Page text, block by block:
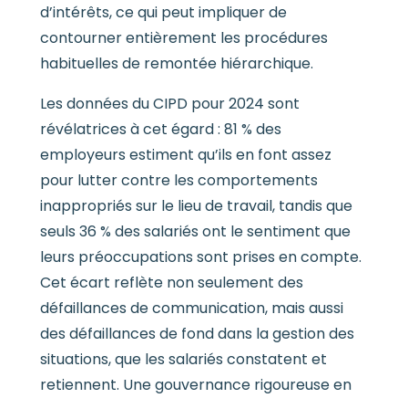
d’intérêts, ce qui peut impliquer de
contourner entièrement les procédures
habituelles de remontée hiérarchique.
Les données du CIPD pour 2024 sont
révélatrices à cet égard : 81 % des
employeurs estiment qu’ils en font assez
pour lutter contre les comportements
inappropriés sur le lieu de travail, tandis que
seuls 36 % des salariés ont le sentiment que
leurs préoccupations sont prises en compte.
Cet écart reflète non seulement des
défaillances de communication, mais aussi
des défaillances de fond dans la gestion des
situations, que les salariés constatent et
retiennent. Une gouvernance rigoureuse en